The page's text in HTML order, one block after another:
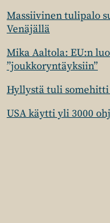
Massiivinen tulipalo
Venäjällä
Mika Aaltola: EU:n
”joukkoryntäyksiin”
Hyllystä tuli
USA käytti yli 3000